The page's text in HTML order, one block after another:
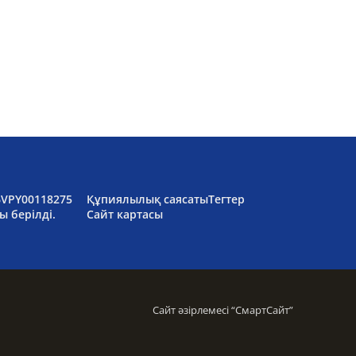
берілді.
Құпиялылық саясатыТегтер
Сайт картасы
Сайт әзірлемесі “СмартСайт”